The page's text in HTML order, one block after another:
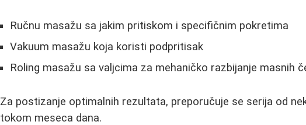
Ručnu masažu sa jakim pritiskom i specifičnim pokretima
Vakuum masažu koja koristi podpritisak
Roling masažu sa valjcima za mehaničko razbijanje masnih
Za postizanje optimalnih rezultata, preporučuje se serija od
tokom meseca dana.